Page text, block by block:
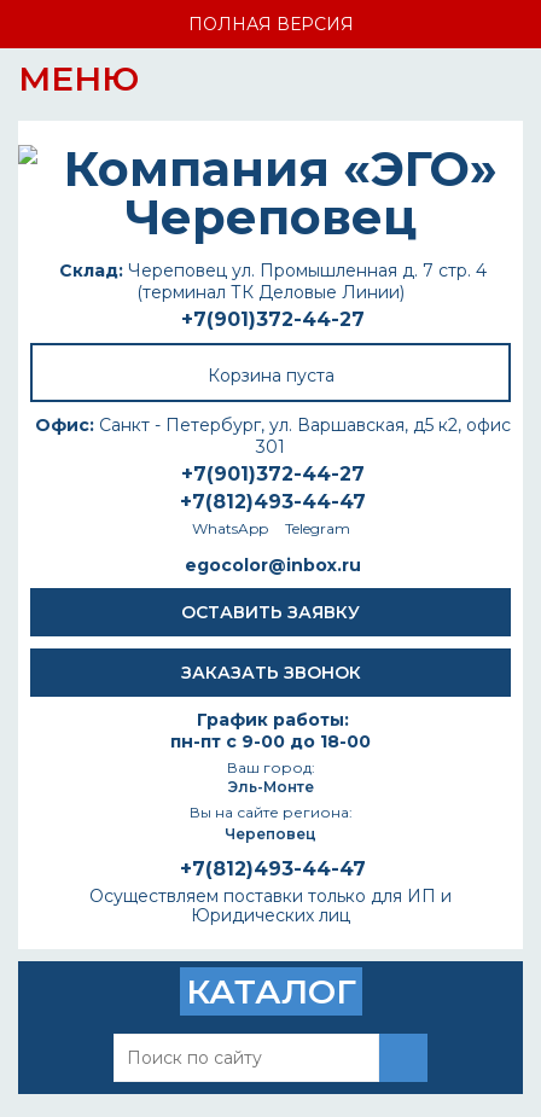
ПОЛНАЯ ВЕРСИЯ
МЕНЮ
Склад: Череповец ул. Промышленная д. 7 стр. 4
(терминал ТК Деловые Линии)
+7(901)372-44-27
Корзина пуста
Офис: Санкт - Петербург, ул. Варшавская, д5 к2, офис
301
+7(901)372-44-27
+7(812)493-44-47
WhatsApp Telegram
egocolor@inbox.ru
ОСТАВИТЬ ЗАЯВКУ
ЗАКАЗАТЬ ЗВОНОК
График работы:
пн-пт с 9-00 до 18-00
Ваш город:
Эль-Монте
Вы на сайте региона:
Череповец
+7(812)493-44-47
Осуществляем поставки только для ИП и
Юридических лиц
КАТАЛОГ